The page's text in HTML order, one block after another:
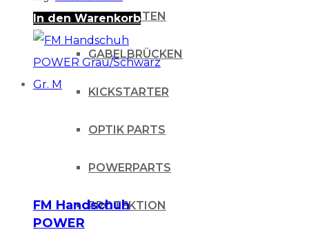
FUSSRASTEN
GABELBRÜCKEN
KICKSTARTER
OPTIK PARTS
POWERPARTS
PROTEKTION
In den Warenkorb
FM Handschuh
POWER